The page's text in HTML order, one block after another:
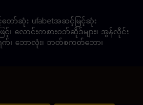
တော်ဆုံး ufabetအဆင့်မြင့်ဆုံး
၊ လောင်းကစားဝဘ်ဆိုဒ်များ၊ အွန်လိုင်း
ရက်၊ ဘောလုံး၊ ဘတ်စကတ်ဘော၊